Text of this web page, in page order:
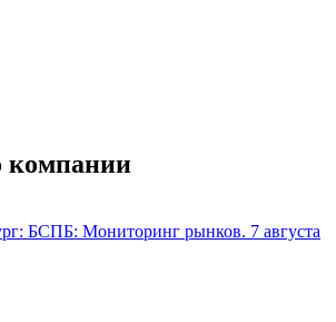
компании
БСПБ: Мониторинг рынков. 7 августа